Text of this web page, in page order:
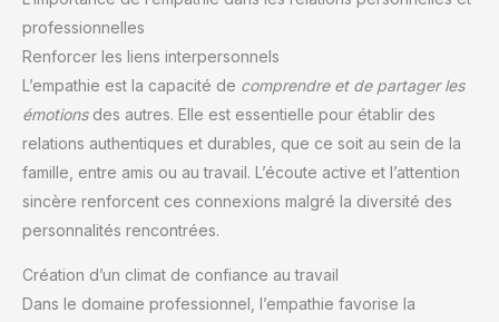
professionnelles
Renforcer les liens interpersonnels
L’empathie est la capacité de comprendre et de partager les
émotionsdes autres. Elle est essentielle pour établir des
relations authentiques et durables, que ce soit au sein de la
famille, entre amis ou au travail. L’écoute active et l’attention
sincère renforcent ces connexions malgré la diversité des
personnalités rencontrées.
Création d’un climat de confiance au travail
Dans le domaine professionnel, l’empathie favorise la